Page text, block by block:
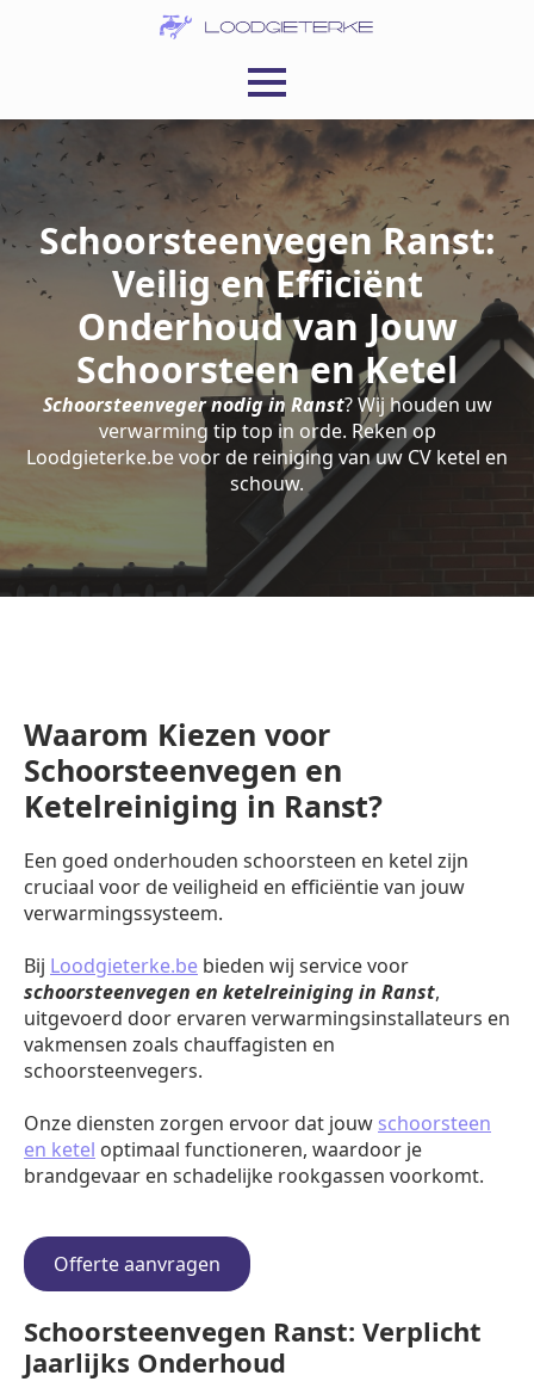
Schoorsteenvegen Ranst:
Veilig en Efficiënt
Onderhoud van Jouw
Schoorsteen en Ketel
Schoorsteenveger nodig in Ranst? Wij houden uw
verwarming tip top in orde. Reken op
Loodgieterke.be voor de reiniging van uw CV ketel en
schouw.
Waarom Kiezen voor
Schoorsteenvegen en
Ketelreiniging in Ranst?
Een goed onderhouden schoorsteen en ketel zijn
cruciaal voor de veiligheid en efficiëntie van jouw
verwarmingssysteem.
Bij Loodgieterke.be bieden wij service voor
schoorsteenvegen en ketelreiniging in Ranst,
uitgevoerd door ervaren verwarmingsinstallateurs en
vakmensen zoals chauffagisten en
schoorsteenvegers.
Onze diensten zorgen ervoor dat jouw schoorsteen
en ketel optimaal functioneren, waardoor je
brandgevaar en schadelijke rookgassen voorkomt.
Offerte aanvragen
Schoorsteenvegen Ranst: Verplicht
Jaarlijks Onderhoud